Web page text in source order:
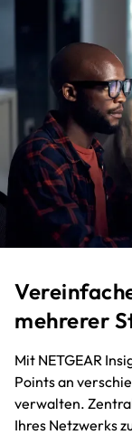
mehrerer
Mit NETGEAR
Points an
verwalten.
Ihres Netzwerks